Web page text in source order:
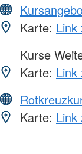
Karte: Link
Kurse
Karte: Link
Karte: Link